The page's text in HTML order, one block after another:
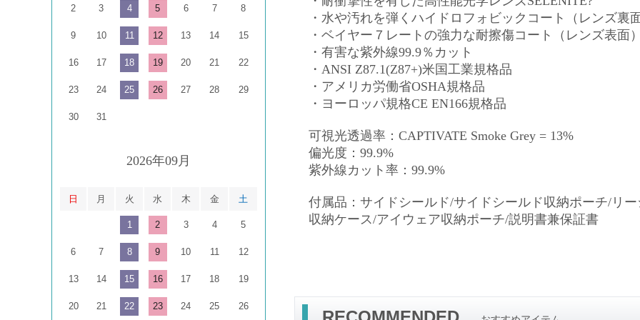
・水や汚れを弾くハイドロフォビックコート（レンズ裏面
・ベイヤー７レートの強力な耐擦傷コート（レンズ表面）
・有害な紫外線99.9％カット
・ANSI Z87.1(Z87+)米国工業規格品
・アメリカ労働省OSHA規格品
・ヨーロッパ規格CE EN166規格品
可視光透過率：CAPTIVATE Smoke Grey = 13%
偏光度：99.9%
紫外線カット率：99.9%
付属品：サイドシールド/サイドシールド収納ポーチ/リ
収納ケース/アイウェア収納ポーチ/説明書兼保証書
2 3 4 5 6 7 8
9 10 11 12 13 14 15
16 17 18 19 20 21 22
23 24 25 26 27 28 29
30 31
2026年09月
日 月 火 水 木 金 土
1 2 3 4 5
6 7 8 9 10 11 12
13 14 15 16 17 18 19
20 21 22 23 24 25 26